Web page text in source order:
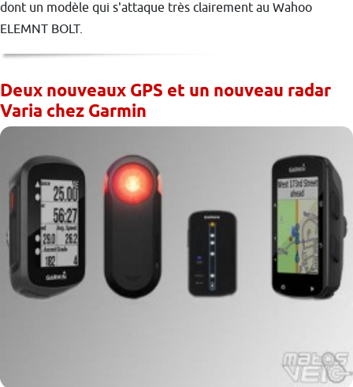
dont un modèle qui s'attaque très clairement au Wahoo
ELEMNT BOLT.
Deux nouveaux GPS et un nouveau radar
Varia chez Garmin